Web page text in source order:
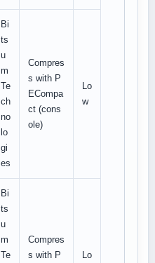
Bi
ts
u
m
Te
ch
no
lo
gi
es
Compres
s with P
ECompa
ct (cons
ole)
Lo
w
Bi
ts
u
m
Te
Compres
s with P
Lo